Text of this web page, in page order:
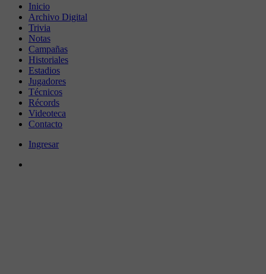
Inicio
Archivo Digital
Trivia
Notas
Campañas
Historiales
Estadios
Jugadores
Técnicos
Récords
Videoteca
Contacto
Ingresar